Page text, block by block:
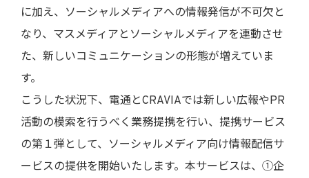
に加え、ソーシャルメディアへの情報発信が不可欠と
なり、マスメディアとソーシャルメディアを連動させ
た、新しいコミュニケーションの形態が増えていま
す。
こうした状況下、電通とCRAVIAでは新しい広報やPR
活動の模索を行うべく業務提携を行い、提携サービス
の第１弾として、ソーシャルメディア向け情報配信サ
ービスの提供を開始いたします。本サービスは、①企